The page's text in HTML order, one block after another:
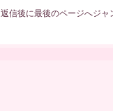
返信後に最後のページへジャ